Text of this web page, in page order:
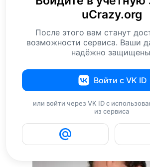
Муж актрисы Тори Спеллинг Дин
вытатуировал на плече у локтя
возлюбленной…
uCrazy.org
После этого вам станут
возможности сервиса. Ваши
надёжно
Войти с VK ID
или войти через VK ID с
из сервиса